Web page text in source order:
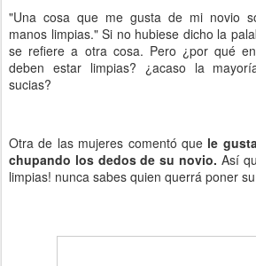
"Una cosa que me gusta de mi novio
manos limpias." Si no hubiese dicho la
se refiere a otra cosa. Pero ¿por qué
deben estar limpias? ¿acaso la
sucias?
Otra de las mujeres comentó que le
chupando los dedos de su novio. Así
limpias! nunca sabes quien querrá poner